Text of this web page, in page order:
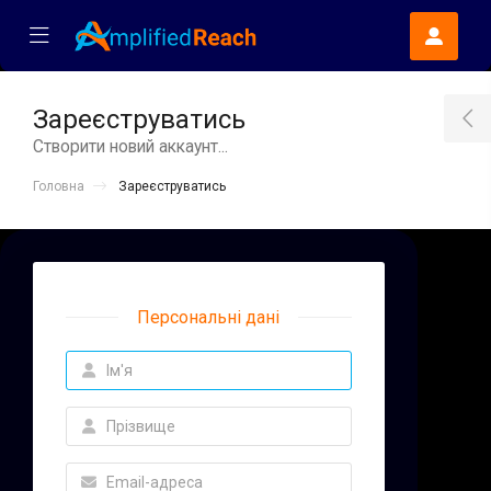
Mobile Menu
Mobile Menu
Зареєструватись
Створити новий аккаунт...
Головна Зареєструватись
Персональні дані